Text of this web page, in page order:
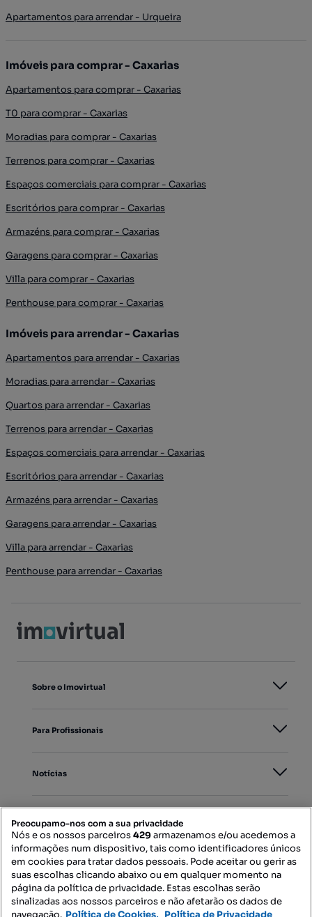
Apartamentos para arrendar - Urqueira
Imóveis para comprar - Caxarias
Apartamentos para comprar - Caxarias
T0 para comprar - Caxarias
Moradias para comprar - Caxarias
Terrenos para comprar - Caxarias
Espaços comerciais para comprar - Caxarias
Escritórios para comprar - Caxarias
Armazéns para comprar - Caxarias
Garagens para comprar - Caxarias
Villa para comprar - Caxarias
Penthouse para comprar - Caxarias
Imóveis para arrendar - Caxarias
Apartamentos para arrendar - Caxarias
Moradias para arrendar - Caxarias
Quartos para arrendar - Caxarias
Terrenos para arrendar - Caxarias
Espaços comerciais para arrendar - Caxarias
Escritórios para arrendar - Caxarias
Armazéns para arrendar - Caxarias
Garagens para arrendar - Caxarias
Villa para arrendar - Caxarias
Penthouse para arrendar - Caxarias
Sobre o Imovirtual
Para Profissionais
Notícias
Mapa do Site
Contacte-nos
Preocupamo-nos com a sua privacidade
Nós e os nossos parceiros429armazenamos e/ou acedemos a
informações num dispositivo, tais como identificadores únicos
em cookies para tratar dados pessoais. Pode aceitar ou gerir as
suas escolhas clicando abaixo ou em qualquer momento na
página da política de privacidade. Estas escolhas serão
sinalizadas aos nossos parceiros e não afetarão os dados de
navegação. Política de Cookies, Política de Privacidade